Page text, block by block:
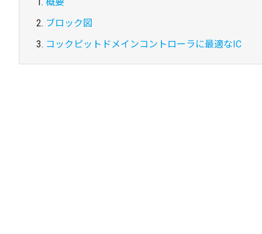
ブロック図
コックピットドメインコントローラに最適なIC